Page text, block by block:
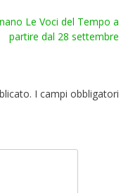
Le Voci del Tempo a
partire dal 28 settembre
I campi obbligatori